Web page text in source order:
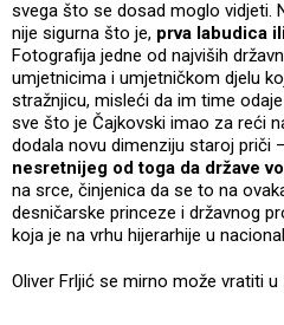
svega što se dosad moglo vidjeti.
nije sigurna što je, prva labudica
Fotografija jedne od najviših
umjetnicima i umjetničkom djelu
stražnjicu, misleći da im time
sve što je Čajkovski imao za reći
dodala novu dimenziju staroj priči
nesretnijeg od toga da države
na srce, činjenica da se to na
desničarske princeze i državnog
koja je na vrhu hijerarhije u
Oliver Frljić se mirno može vratiti u